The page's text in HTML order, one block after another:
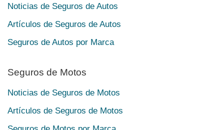
Noticias de Seguros de Autos
Artículos de Seguros de Autos
Seguros de Autos por Marca
Seguros de Motos
Noticias de Seguros de Motos
Artículos de Seguros de Motos